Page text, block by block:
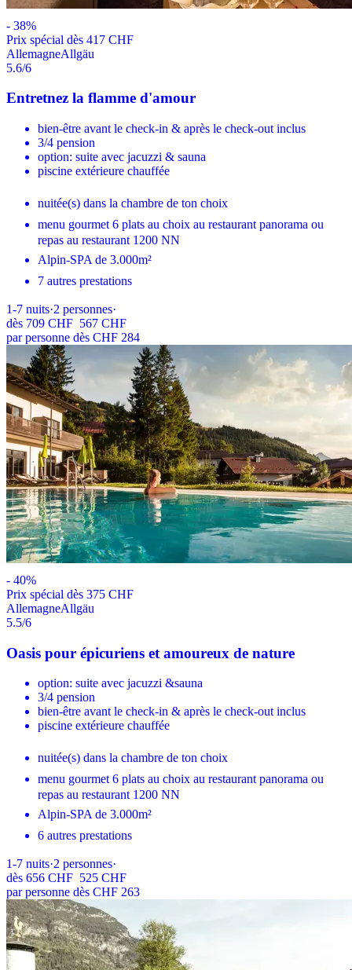
- 38%
Prix ​​spécial dès 417 CHF
AllemagneAllgäu
5.6/6
Entretnez la flamme d'amour
bien-être avant le check-in & après le check-out inclus
3/4 pension
option: suite avec jacuzzi & sauna
piscine extérieure chauffée
nuitée(s) dans la chambre de ton choix
menu gourmet 6 plats au choix au restaurant panorama ou
repas au restaurant 1200 NN
Alpin-SPA de 3.000m²
7 autres prestations
1-7 nuits·2 personnes·
dès 709 CHF 567 CHF
par personne dès CHF 284
- 40%
Prix ​​spécial dès 375 CHF
AllemagneAllgäu
5.5/6
Oasis pour épicuriens et amoureux de nature
option: suite avec jacuzzi &sauna
3/4 pension
bien-être avant le check-in & après le check-out inclus
piscine extérieure chauffée
nuitée(s) dans la chambre de ton choix
menu gourmet 6 plats au choix au restaurant panorama ou
repas au restaurant 1200 NN
Alpin-SPA de 3.000m²
6 autres prestations
1-7 nuits·2 personnes·
dès 656 CHF 525 CHF
par personne dès CHF 263